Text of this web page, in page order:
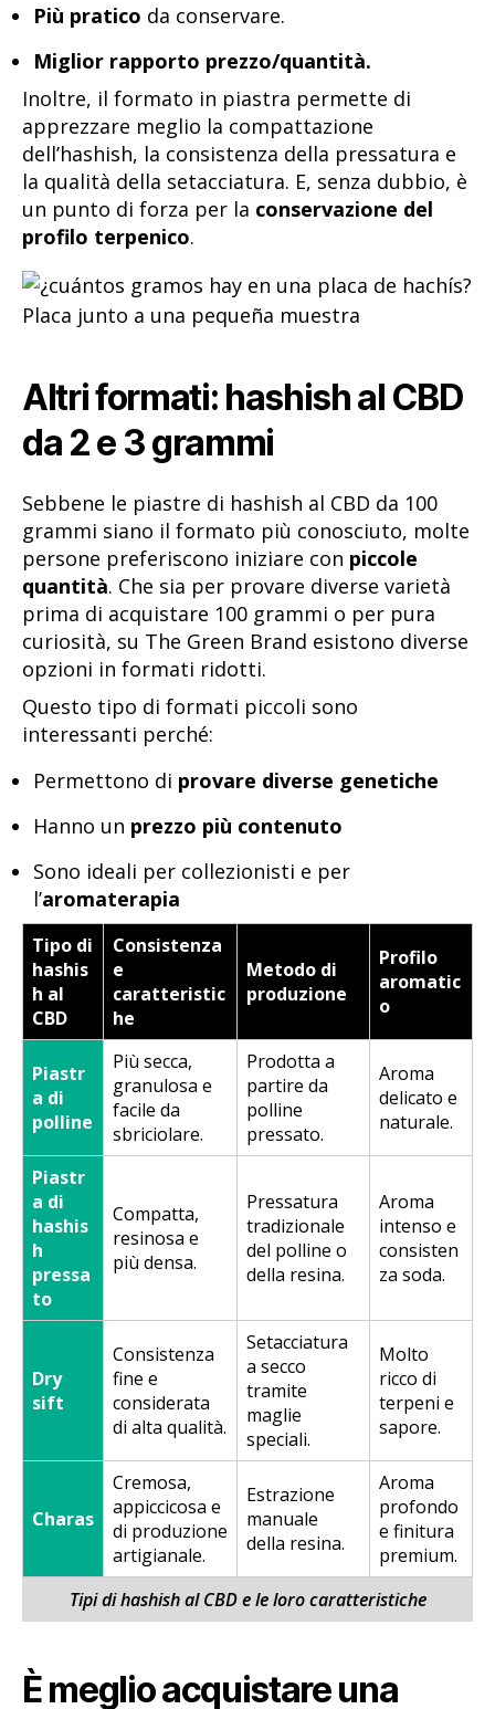
Più pratico da conservare.
Miglior rapporto prezzo/quantità.
Inoltre, il formato in piastra permette di
apprezzare meglio la compattazione
dell’hashish, la consistenza della pressatura e
la qualità della setacciatura. E, senza dubbio, è
un punto di forza per la conservazione del
profilo terpenico.
Altri formati: hashish al CBD
da 2 e 3 grammi
Sebbene le piastre di hashish al CBD da 100
grammi siano il formato più conosciuto, molte
persone preferiscono iniziare con piccole
quantità. Che sia per provare diverse varietà
prima di acquistare 100 grammi o per pura
curiosità, su The Green Brand esistono diverse
opzioni in formati ridotti.
Questo tipo di formati piccoli sono
interessanti perché:
Permettono di provare diverse genetiche
Hanno un prezzo più contenuto
Sono ideali per collezionisti e per
l’aromaterapia
Tipi di hashish al CBD e le loro caratteristiche
Tipo di
hashis
h al
CBD
Consistenza
e
caratteristic
he
Metodo di
produzione
Profilo
aromatic
o
Piastr
a di
polline
Più secca,
granulosa e
facile da
sbriciolare.
Prodotta a
partire da
polline
pressato.
Aroma
delicato e
naturale.
Piastr
a di
hashis
h
pressa
to
Compatta,
resinosa e
più densa.
Pressatura
tradizionale
del polline o
della resina.
Aroma
intenso e
consisten
za soda.
Dry
sift
Consistenza
fine e
considerata
di alta qualità.
Setacciatura
a secco
tramite
maglie
speciali.
Molto
ricco di
terpeni e
sapore.
Charas
Cremosa,
appiccicosa e
di produzione
artigianale.
Estrazione
manuale
della resina.
Aroma
profondo
e finitura
premium.
È meglio acquistare una